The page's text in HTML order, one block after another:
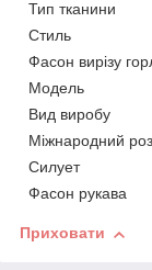
Тип тканини
Стиль
Фасон вирізу
Модель
Вид виробу
Міжнародний
Силует
Фасон рукава
Приховати